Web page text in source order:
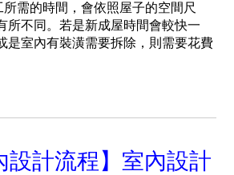
需的時間，會依照屋子的空間尺
所不同。若是新成屋時間會較快一
是室內有裝潢需要拆除，則需要花費
設計流程】室內設計